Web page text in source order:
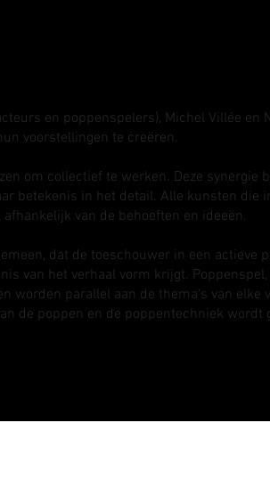
en poppenspelers), Michel Villée en
voorstellingen te creëren.
om collectief te werken. Deze synergie
betekenis in het detail. Alle kunsten die
van de behoeften en ideeën.
dat de toeschouwer in een actieve
van het verhaal vorm krijgt.
worden parallel aan de thema's van elke
de poppen en de poppentechniek wordt